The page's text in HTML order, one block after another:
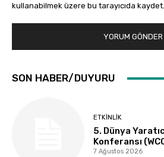
kullanabilmek üzere bu tarayıcıda kaydet.
SON HABER/DUYURU
ETKINLIK
5. Dünya
Konferansı
7 Ağustos 2026